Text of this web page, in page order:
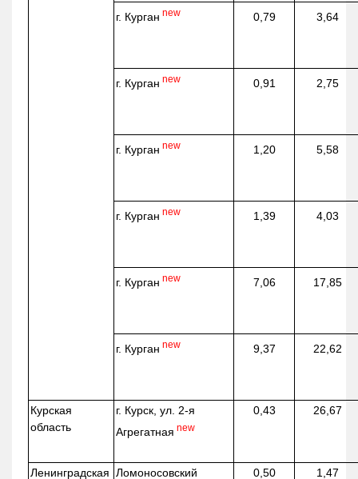
г. Курган new 0,79 3,64
г. Курган new 0,91 2,75
г. Курган new 1,20 5,58
г. Курган new 1,39 4,03
г. Курган new 7,06 17,85
г. Курган new 9,37 22,62
Курская
область
г. Курск, ул. 2-я
Агрегатная new
0,43 26,67
Ленинградская Ломоносовский
0,50 1,47